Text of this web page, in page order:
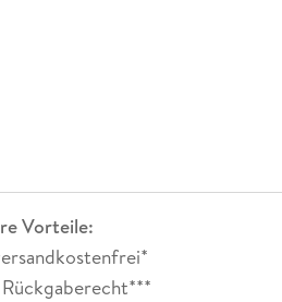
Vorteile:
Rückgaberecht***